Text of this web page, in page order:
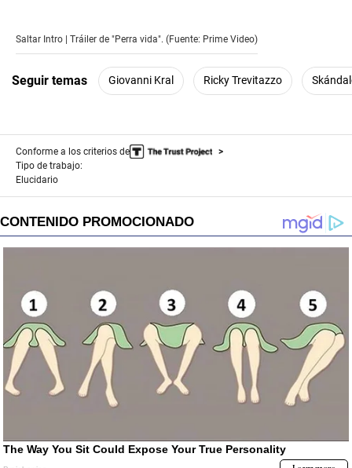
Saltar Intro | Tráiler de "Perra vida". (Fuente: Prime Video)
Seguir temas Giovanni Kral Ricky Trevitazzo
Conforme a los criterios de
Tipo de trabajo:
Elucidario